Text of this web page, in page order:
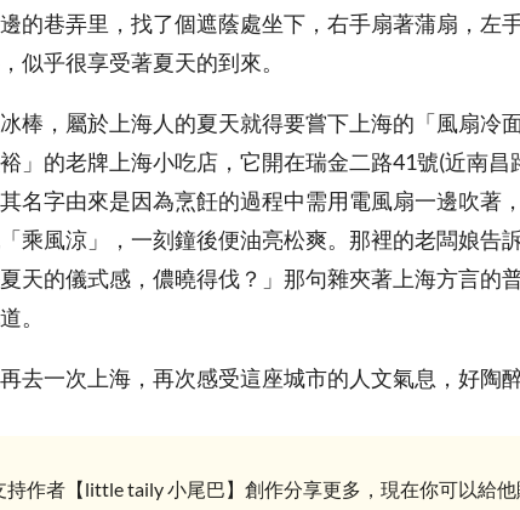
的巷弄里，找了個遮蔭處坐下，右手扇著蒲扇，左
似乎很享受著夏天的到來。
棒，屬於上海人的夏天就得要嘗下上海的「風扇冷
」的老牌上海小吃店，它開在瑞金二路41號(近南昌
名字由來是因為烹飪的過程中需用電風扇一邊吹著
乘風涼」，一刻鐘後便油亮松爽。那裡的老闆娘告
天的儀式感，儂曉得伐？」那句雜夾著上海方言的
。
去一次上海，再次感受這座城市的人文氣息，好陶
持作者【little taily 小尾巴】創作分享更多，現在你可以給他